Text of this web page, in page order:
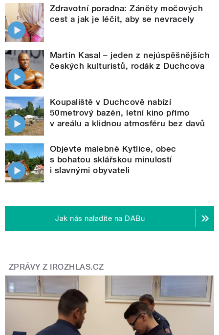
Zdravotní poradna: Záněty močových
cest a jak je léčit, aby se nevracely
Martin Kasal – jeden z nejúspěšnějších
českých kulturistů, rodák z Duchcova
Koupaliště v Duchcově nabízí
50metrový bazén, letní kino přímo
v areálu a klidnou atmosféru bez davů
Objevte malebné Kytlice, obec
s bohatou sklářskou minulostí
i slavnými obyvateli
Jak nás naladíte na DABu
ZPRÁVY Z IROZHLAS.CZ